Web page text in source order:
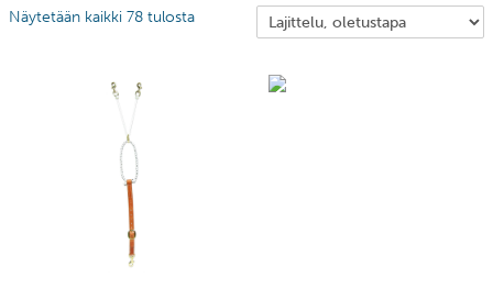
Näytetään kaikki 78 tulosta